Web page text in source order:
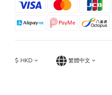
$ HKD 繁體中文